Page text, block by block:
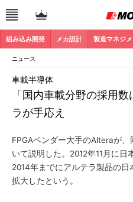
組み込み開発 メカ設計 製造マネジメ
ニュース
「国内車載分野の採用
ラが手応え
車載半導体
FPGAベンダー大手のAlteraが
いて説明した。2012年11月に日
2014年までにアルテラ製品の
拡大したという。